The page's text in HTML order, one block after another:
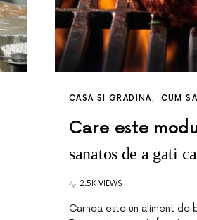
CASA SI GRADINA CUM
Care este
sanatos de a gati
2.5K VIEWS
Carnea este un aliment de